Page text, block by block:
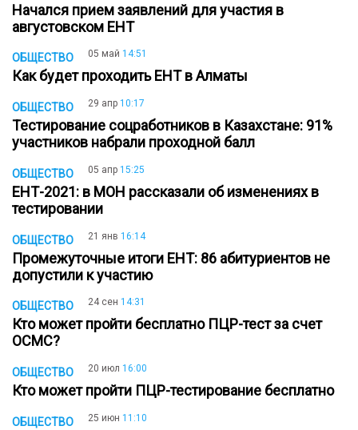
Начался прием заявлений для участия в
августовском ЕНТ
ОБЩЕСТВО 05 май 14:51
Как будет проходить ЕНТ в Алматы
ОБЩЕСТВО 29 апр 10:17
Тестирование соцработников в Казахстане: 91%
участников набрали проходной балл
ОБЩЕСТВО 05 апр 15:25
ЕНТ-2021: в МОН рассказали об изменениях в
тестировании
ОБЩЕСТВО 21 янв 16:14
Промежуточные итоги ЕНТ: 86 абитуриентов не
допустили к участию
ОБЩЕСТВО 24 сен 14:31
Кто может пройти бесплатно ПЦР-тест за счет
ОСМС?
ОБЩЕСТВО 20 июл 16:00
Кто может пройти ПЦР-тестирование бесплатнo
ОБЩЕСТВО 25 июн 11:10